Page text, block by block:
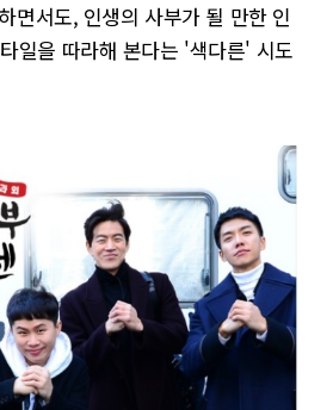
면서도, 인생의 사부가 될 만한 인
일을 따라해 본다는 '색다른' 시도